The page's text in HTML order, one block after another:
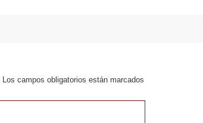
Los campos obligatorios están marcados